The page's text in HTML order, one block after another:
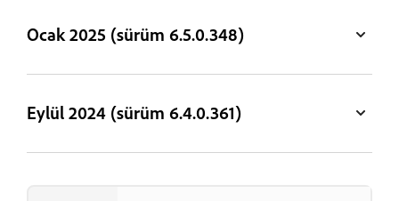
Ocak 2025 (sürüm 6.5.0.348)
Eylül 2024 (sürüm 6.4.0.361)